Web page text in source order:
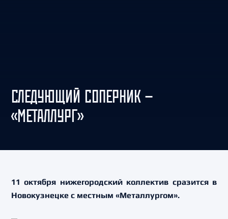
СЛЕДУЮЩИЙ СОПЕРНИК —
«МЕТАЛЛУРГ»
11 октября нижегородский коллектив сразится в
Новокузнецке с местным «Металлургом».